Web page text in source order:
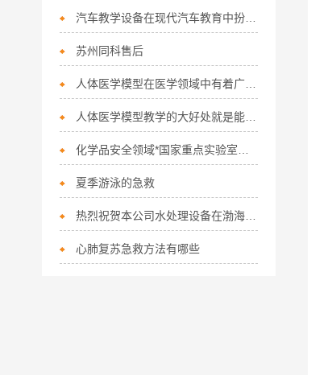
汽车教学设备在现代汽车教育中扮演着不可或缺的角色
苏州同科售后
人体医学模型在医学领域中有着广泛的应用前景
人体医学模型教学的大好处就是能将枯燥的微观结构知识转化成有趣的
夏季游泳的急救
热烈祝贺本公司水处理设备在渤海大学中标
心肺复苏急救方法有哪些